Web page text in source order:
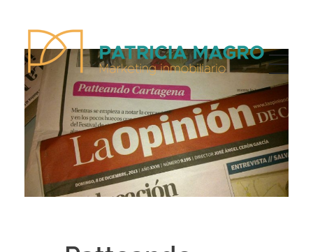
Patricia Magro - Comunicación y marketing inmobiliario
Aunque nunca me callo, guardo un par de secretos